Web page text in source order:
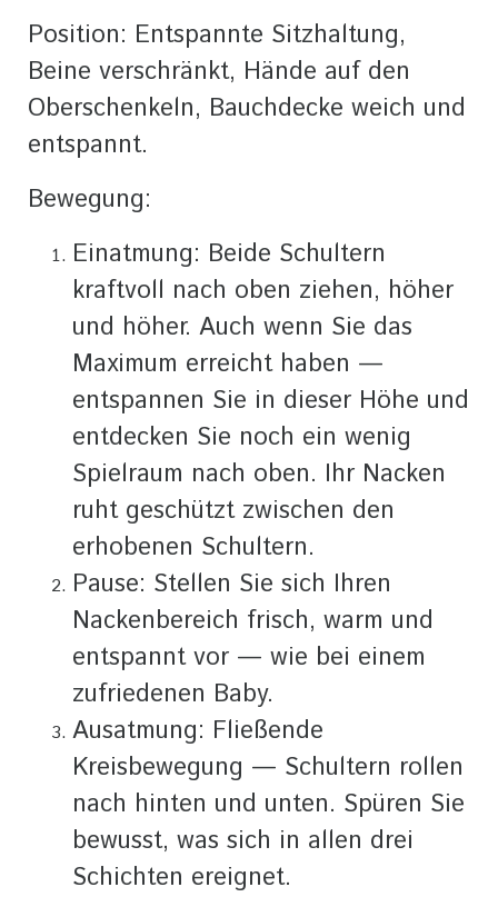
Position: Entspannte Sitzhaltung,
Beine verschränkt, Hände auf den
Oberschenkeln, Bauchdecke weich und
entspannt.
Bewegung:
Einatmung: Beide Schultern
kraftvoll nach oben ziehen, höher
und höher. Auch wenn Sie das
Maximum erreicht haben —
entspannen Sie in dieser Höhe und
entdecken Sie noch ein wenig
Spielraum nach oben. Ihr Nacken
ruht geschützt zwischen den
erhobenen Schultern.
Pause: Stellen Sie sich Ihren
Nackenbereich frisch, warm und
entspannt vor — wie bei einem
zufriedenen Baby.
Ausatmung: Fließende
Kreisbewegung — Schultern rollen
nach hinten und unten. Spüren Sie
bewusst, was sich in allen drei
Schichten ereignet.